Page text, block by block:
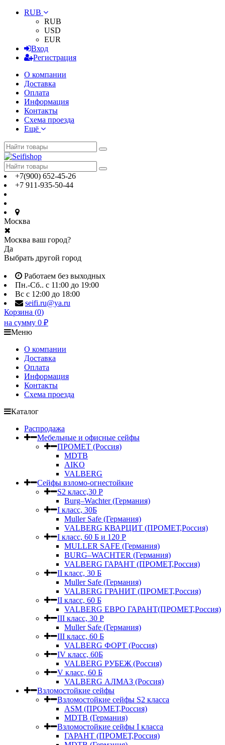
RUB
RUB
USD
EUR
Вход
Регистрация
О компании
Доставка
Оплата
Информация
Контакты
Схема проезда
Ещё
+7(900) 652-45-26
+7 911-935-50-44
Москва
✖
Москва ваш город?
Да
Выбрать другой город
Работаем без выходных
Пн.-Сб.. с 11:00 до 19:00
Вс с 12:00 до 18:00
seifi.ru@ya.ru
Корзина (0)
на сумму 0 ₽
Меню
О компании
Доставка
Оплата
Информация
Контакты
Схема проезда
Каталог
Распродажа
Мебельные и офисные сейфы
ПРОМЕТ (Россия)
MDTB
AIKO
VALBERG
Сейфы взломо-огнестойкие
S2 класс,30 Р
Burg–Wachter (Германия)
I класс, 30Б
Muller Safe (Германия)
VALBERG КВАРЦИТ (ПРОМЕТ,Россия)
I класс, 60 Б и 120 Р
MULLER SAFE (Германия)
BURG–WACHTER (Германия)
VALBERG ГАРАНТ (ПРОМЕТ,Россия)
II класс, 30 Б
Muller Safe (Германия)
VALBERG ГРАНИТ (ПРОМЕТ,Россия)
II класс, 60 Б
VALBERG ЕВРО ГАРАНТ(ПРОМЕТ,Россия)
III класс, 30 Р
Muller Safe (Германия)
III класс, 60 Б
VALBERG ФОРТ (Россия)
IV класс, 60Б
VALBERG РУБЕЖ (Россия)
V класс, 60 Б
VALBERG АЛМАЗ (Россия)
Взломостойкие сейфы
Взломостойкие сейфы S2 класса
ASM (ПРОМЕТ,Россия)
MDTB (Германия)
Взломостойкие сейфы I класса
ГАРАНТ (ПРОМЕТ,Россия)